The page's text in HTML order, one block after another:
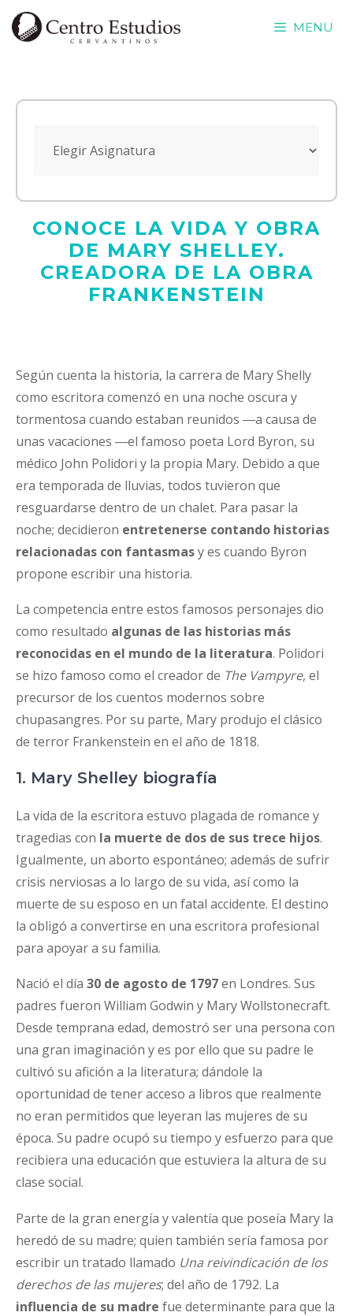
Saltar
MENU
CONOCE LA VIDA Y OBRA
DE MARY SHELLEY.
CREADORA DE LA OBRA
FRANKENSTEIN
Según cuenta la historia, la carrera de Mary Shelly
como escritora comenzó en una noche oscura y
tormentosa cuando estaban reunidos ―a causa de
unas vacaciones ―el famoso poeta Lord Byron, su
médico John Polidori y la propia Mary. Debido a que
era temporada de lluvias, todos tuvieron que
resguardarse dentro de un chalet. Para pasar la
noche; decidieron entretenerse contando historias
relacionadas con fantasmasy es cuando Byron
propone escribir una historia.
La competencia entre estos famosos personajes dio
como resultado algunas de las historias más
reconocidas en el mundo de la literatura. Polidori
se hizo famoso como el creador de The Vampyre, el
precursor de los cuentos modernos sobre
chupasangres. Por su parte, Mary produjo el clásico
de terror Frankenstein en el año de 1818.
1. Mary Shelley biografía
La vida de la escritora estuvo plagada de romance y
tragedias con la muerte de dos de sus trece hijos.
Igualmente, un aborto espontáneo; además de sufrir
crisis nerviosas a lo largo de su vida, así como la
muerte de su esposo en un fatal accidente. El destino
la obligó a convertirse en una escritora profesional
para apoyar a su familia.
Nació el día 30 de agosto de 1797en Londres. Sus
padres fueron William Godwin y Mary Wollstonecraft.
Desde temprana edad, demostró ser una persona con
una gran imaginación y es por ello que su padre le
cultivó su afición a la literatura; dándole la
oportunidad de tener acceso a libros que realmente
no eran permitidos que leyeran las mujeres de su
época. Su padre ocupó su tiempo y esfuerzo para que
recibiera una educación que estuviera la altura de su
clase social.
Parte de la gran energía y valentía que poseía Mary la
heredó de su madre; quien también sería famosa por
escribir un tratado llamado Una reivindicación de los
derechos de las mujeres; del año de 1792. La
influencia de su madre fue determinante para que la